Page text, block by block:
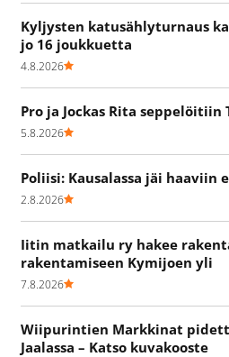
Kyljysten katusählyturnaus
jo 16 joukkuetta
4.8.2026
Pro ja Jockas Rita seppelöitiin
5.8.2026
Poliisi: Kausalassa jäi
2.8.2026
Iitin matkailu ry hakee
rakentamiseen Kymijoen yli
7.8.2026
Wiipurintien Markkinat
Jaalassa – Katso kuvakooste